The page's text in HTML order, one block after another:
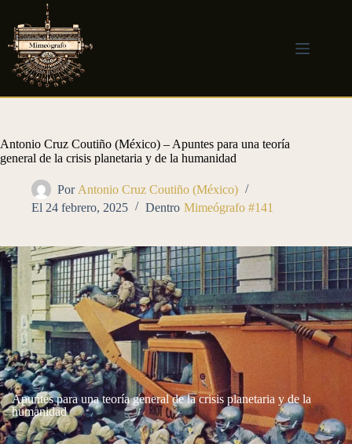
contenido
Antonio Cruz Coutiño (México) – Apuntes para una teoría
general de la crisis planetaria y de la humanidad
Por Antonio Cruz Coutiño (México)
El 24 febrero, 2025 Dentro Mimeógrafo #141
Apuntes para una teoría general de la crisis planetaria y de la
humanidad